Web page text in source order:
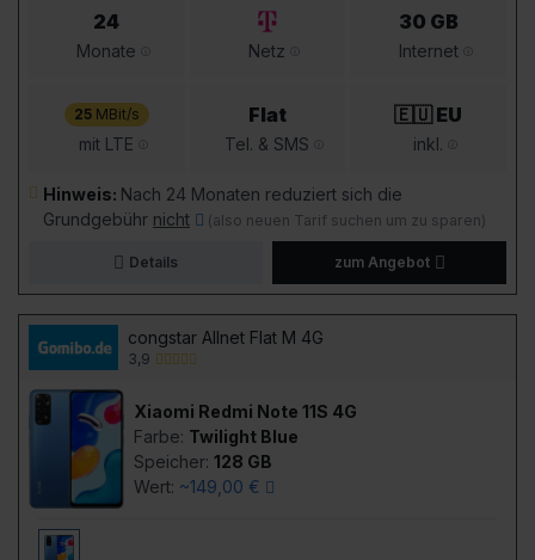
24
Monate Netz
30 GB
Internet
25MBit/s
mit LTE
Flat
Tel. & SMS
🇪🇺 EU
inkl.
Hinweis: Nach 24 Monaten reduziert sich die
Grundgebühr nicht (also neuen Tarif suchen um zu sparen)
Details zum Angebot
congstar Allnet Flat M 4G
3,9
Xiaomi Redmi Note 11S 4G
Farbe: Twilight Blue
Speicher:128 GB
Wert: ~149,00 €